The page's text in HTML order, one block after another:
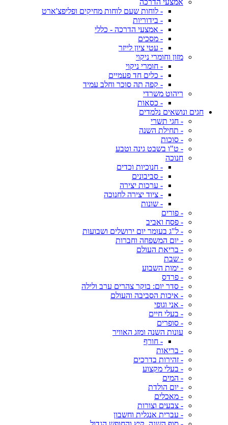
אמצעי הדרכה
- לוחות שעם לוחות מחיקים ופליפצ'ארט
- בידוריות
- אמצעי הדרכה - כללי
- מסכים
- עטי ציון לייזר
מזון וחומרי ניקוי
- חומרי ניקוי
- כלים חד פעמיים
- קפה תה סוכר וחלב עמיד
ריהוט משרדי
- כסאות
חגים ונושאים נלמדים
- חגי תשרי
- תחילת השנה
- סוכות
- ט"ו בשבט גינה וטבע
חנוכה
- חנוכיות וכדים
- סביבונים
- ערכות יצירה
- ציוד יצירה לחנוכה
- שונות
- פורים
- פסח ואביב
- ל"ג בעומר יום ירושלים ושבועות
- יום המשפחה וחברות
- בריאת העולם
- שבת
- ימות השבוע
- פרדס
- סדר יום: בוקר צהרים ערב ולילה
- איכות הסביבה והעולם
- אני וגופי
- בעלי חיים
- סופרים
עונות השנה ומזג האוויר
- חורף
- בריאות
- זהירות בדרכים
- בעלי מקצוע
- המים
- יום הולדת
- מאכלים
- צבעים וצורות
- עברית אנגלית וחשבון